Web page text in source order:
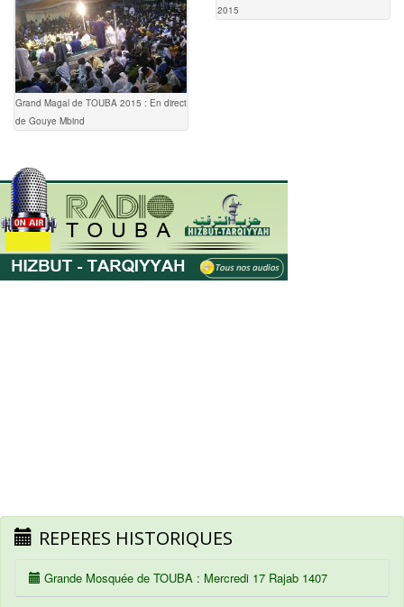
Grand Magal de TOUBA 2015 : En direct
de Gouye Mbind
2015
REPERES HISTORIQUES
Grande Mosquée de TOUBA : Mercredi 17 Rajab 1407